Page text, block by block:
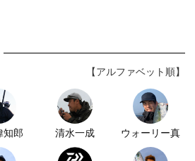
【アルファベット順】
知郎 清水一成 ウォーリー真